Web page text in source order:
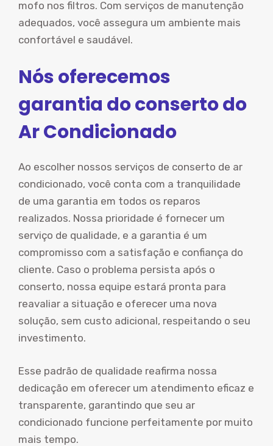
mofo nos filtros. Com serviços de manutenção
adequados, você assegura um ambiente mais
confortável e saudável.
Nós oferecemos
garantia do conserto do
Ar Condicionado
Ao escolher nossos serviços de conserto de ar
condicionado, você conta com a tranquilidade
de uma garantia em todos os reparos
realizados. Nossa prioridade é fornecer um
serviço de qualidade, e a garantia é um
compromisso com a satisfação e confiança do
cliente. Caso o problema persista após o
conserto, nossa equipe estará pronta para
reavaliar a situação e oferecer uma nova
solução, sem custo adicional, respeitando o seu
investimento.
Esse padrão de qualidade reafirma nossa
dedicação em oferecer um atendimento eficaz e
transparente, garantindo que seu ar
condicionado funcione perfeitamente por muito
mais tempo.